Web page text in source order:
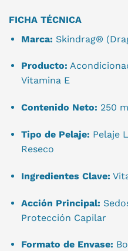
FICHA TÉCNICA
Marca: Skindrag®
Producto:
Vitamina E
Contenido Neto: 250
Tipo de Pelaje: Pelaje
Reseco
Ingredientes Clave:
Acción Principal:
Protección Capilar
Formato de Envase: